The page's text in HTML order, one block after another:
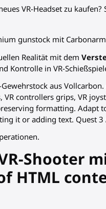
VR-Headset zu
gunstock mit
Realität mit dem
Kontrolle in VR-
aus
VR controllers grips, VR
formatting.
it or adding text. Quest
Shooter
HTML